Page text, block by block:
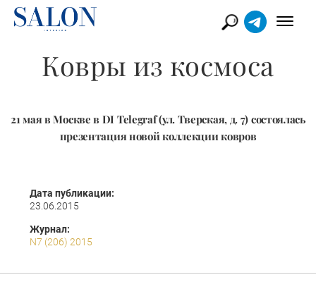
Ковры из космоса
21 мая в Москве в DI Telegraf (ул. Тверская, д. 7) состоялась
презентация новой коллекции ковров
Дата публикации:
23.06.2015
Журнал:
N7 (206) 2015